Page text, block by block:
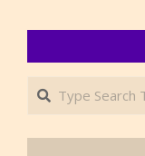
Search